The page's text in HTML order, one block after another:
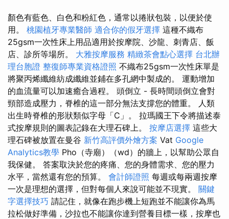
顏色有藍色、白色和粉紅色，通常以捲狀包裝，以便於使
用。 桃園植牙專業醫師 適合你的假牙選擇 這種不織布
25gsm一次性床上用品適用於按摩院、沙龍、刺青店、飯
店、診所等場所。 大雅按摩服務 精緻茶會點心選擇 台北辦
理台胞證 整復師專業資格證照 不織布25gsm一次性床單是
將聚丙烯纖維紡成纖維並鋪在多孔網中製成的。 運動增加
的血流量可以加速癒合過程。 頭倒立 - 長時間頭倒立會對
頸部造成壓力，脊椎的這一部分無法支撐您的體重。 人類
出生時脊椎的形狀類似字母「C」。 拉瑪國王下令將描述泰
式按摩規則的圖表記錄在大理石碑上。 按摩店選擇 這些大
理石碑被放置在曼谷 新竹高評價外燴方案 Vat Google
Analytics教學 Pho（寺廟）（wd）的牆上，以幫助公眾自
我保健。 答案取決於您的疼痛、您的身體需求、您的壓力
水平，當然還有您的預算。 會計師證照 每週或每兩週按摩
一次是理想的選擇，但對每個人來說可能並不現實。 關鍵
字選擇技巧 請記住，就像在跑步機上短跑並不能讓你為馬
拉松做好準備，沙拉也不能讓你達到營養目標一樣，按摩也